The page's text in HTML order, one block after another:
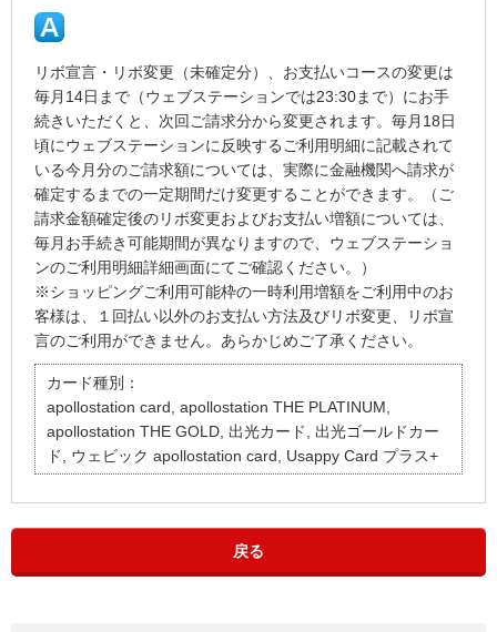
リボ宣言・リボ変更（未確定分）、お支払いコースの変更は
毎月14日まで（ウェブステーションでは23:30まで）にお手
続きいただくと、次回ご請求分から変更されます。毎月18日
頃にウェブステーションに反映するご利用明細に記載されて
いる今月分のご請求額については、実際に金融機関へ請求が
確定するまでの一定期間だけ変更することができます。（ご
請求金額確定後のリボ変更およびお支払い増額については、
毎月お手続き可能期間が異なりますので、ウェブステーショ
ンのご利用明細詳細画面にてご確認ください。）
※ショッピングご利用可能枠の一時利用増額をご利用中のお
客様は、１回払い以外のお支払い方法及びリボ変更、リボ宣
言のご利用ができません。あらかじめご了承ください。
カード種別：
apollostation card, apollostation THE PLATINUM,
apollostation THE GOLD, 出光カード, 出光ゴールドカー
ド, ウェビック apollostation card, Usappy Card プラス+
戻る